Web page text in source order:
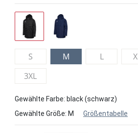
S M L
3XL
Gewählte Farbe: black (schwarz)
Gewählte Größe: M Größentabelle